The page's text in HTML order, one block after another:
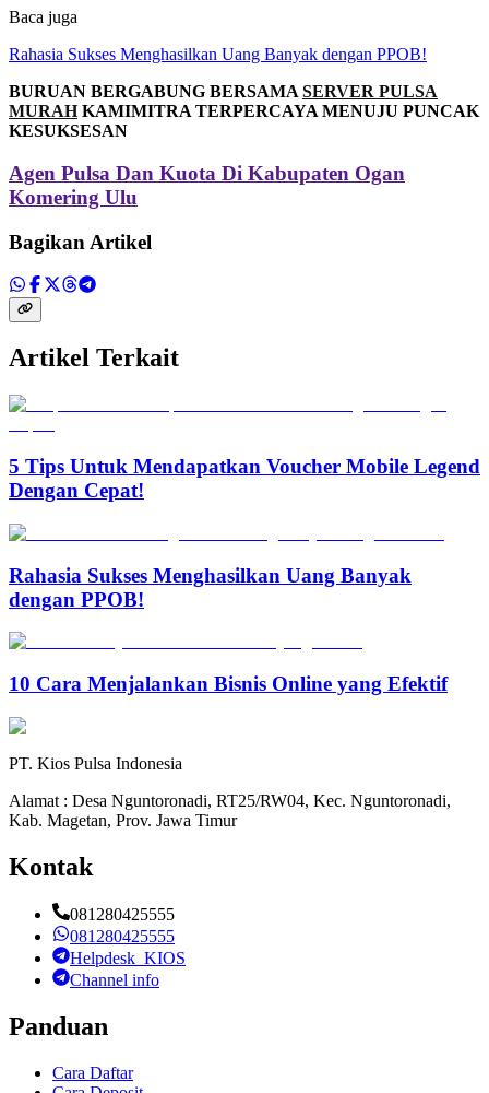
Baca juga
Rahasia Sukses Menghasilkan Uang Banyak dengan PPOB!
BURUAN BERGABUNG BERSAMA SERVER PULSA
MURAHKAMIMITRA TERPERCAYA MENUJU PUNCAK
KESUKSESAN
Agen Pulsa Dan Kuota Di Kabupaten Ogan
Komering Ulu
Bagikan Artikel
Artikel Terkait
5 Tips Untuk Mendapatkan Voucher Mobile Legend
Dengan Cepat!
Rahasia Sukses Menghasilkan Uang Banyak
dengan PPOB!
10 Cara Menjalankan Bisnis Online yang Efektif
PT. Kios Pulsa Indonesia
Alamat : Desa Nguntoronadi, RT25/RW04, Kec. Nguntoronadi,
Kab. Magetan, Prov. Jawa Timur
Kontak
081280425555
081280425555
Helpdesk_KIOS
Channel info
Panduan
Cara Daftar